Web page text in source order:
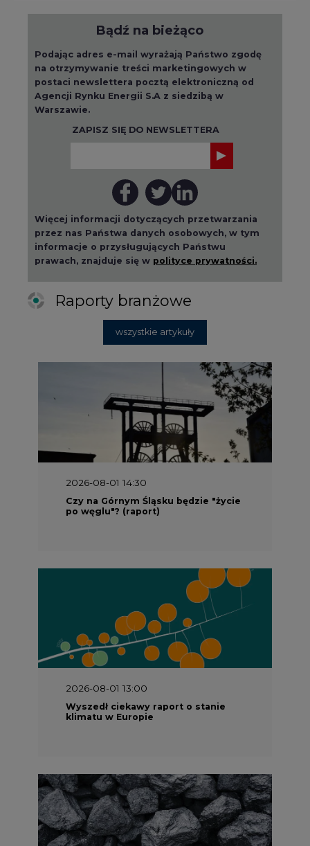
Bądź na bieżąco
Podając adres e-mail wyrażają Państwo zgodę
na otrzymywanie treści marketingowych w
postaci newslettera pocztą elektroniczną od
Agencji Rynku Energii S.A z siedzibą w
Warszawie.
ZAPISZ SIĘ DO NEWSLETTERA
Więcej informacji dotyczących przetwarzania
przez nas Państwa danych osobowych, w tym
informacje o przysługujących Państwu
prawach, znajduje się w polityce prywatności.
Raporty branżowe
wszystkie artykuły
2026-08-01 14:30
Czy na Górnym Śląsku będzie "życie
po węglu"? (raport)
2026-08-01 13:00
Wyszedł ciekawy raport o stanie
klimatu w Europie